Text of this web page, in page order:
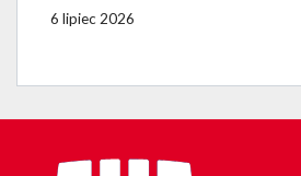
6 lipiec 2026